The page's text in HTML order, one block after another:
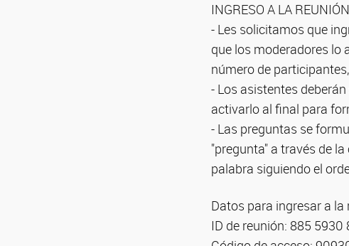
INGRESO A LA REUNIÓN
- Les solicitamos que
que los moderadores lo
número de
- Los asistentes
activarlo al final para
- Las preguntas se
"pregunta" a través de
palabra siguiendo el
Datos para ingresar a la
ID de reunión: 885 5930